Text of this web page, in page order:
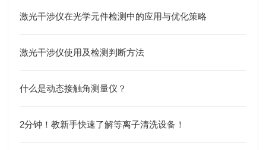
激光干涉仪在光学元件检测中的应用与优化策略
激光干涉仪使用及检测判断方法
什么是动态接触角测量仪？
2分钟！教新手快速了解等离子清洗设备！